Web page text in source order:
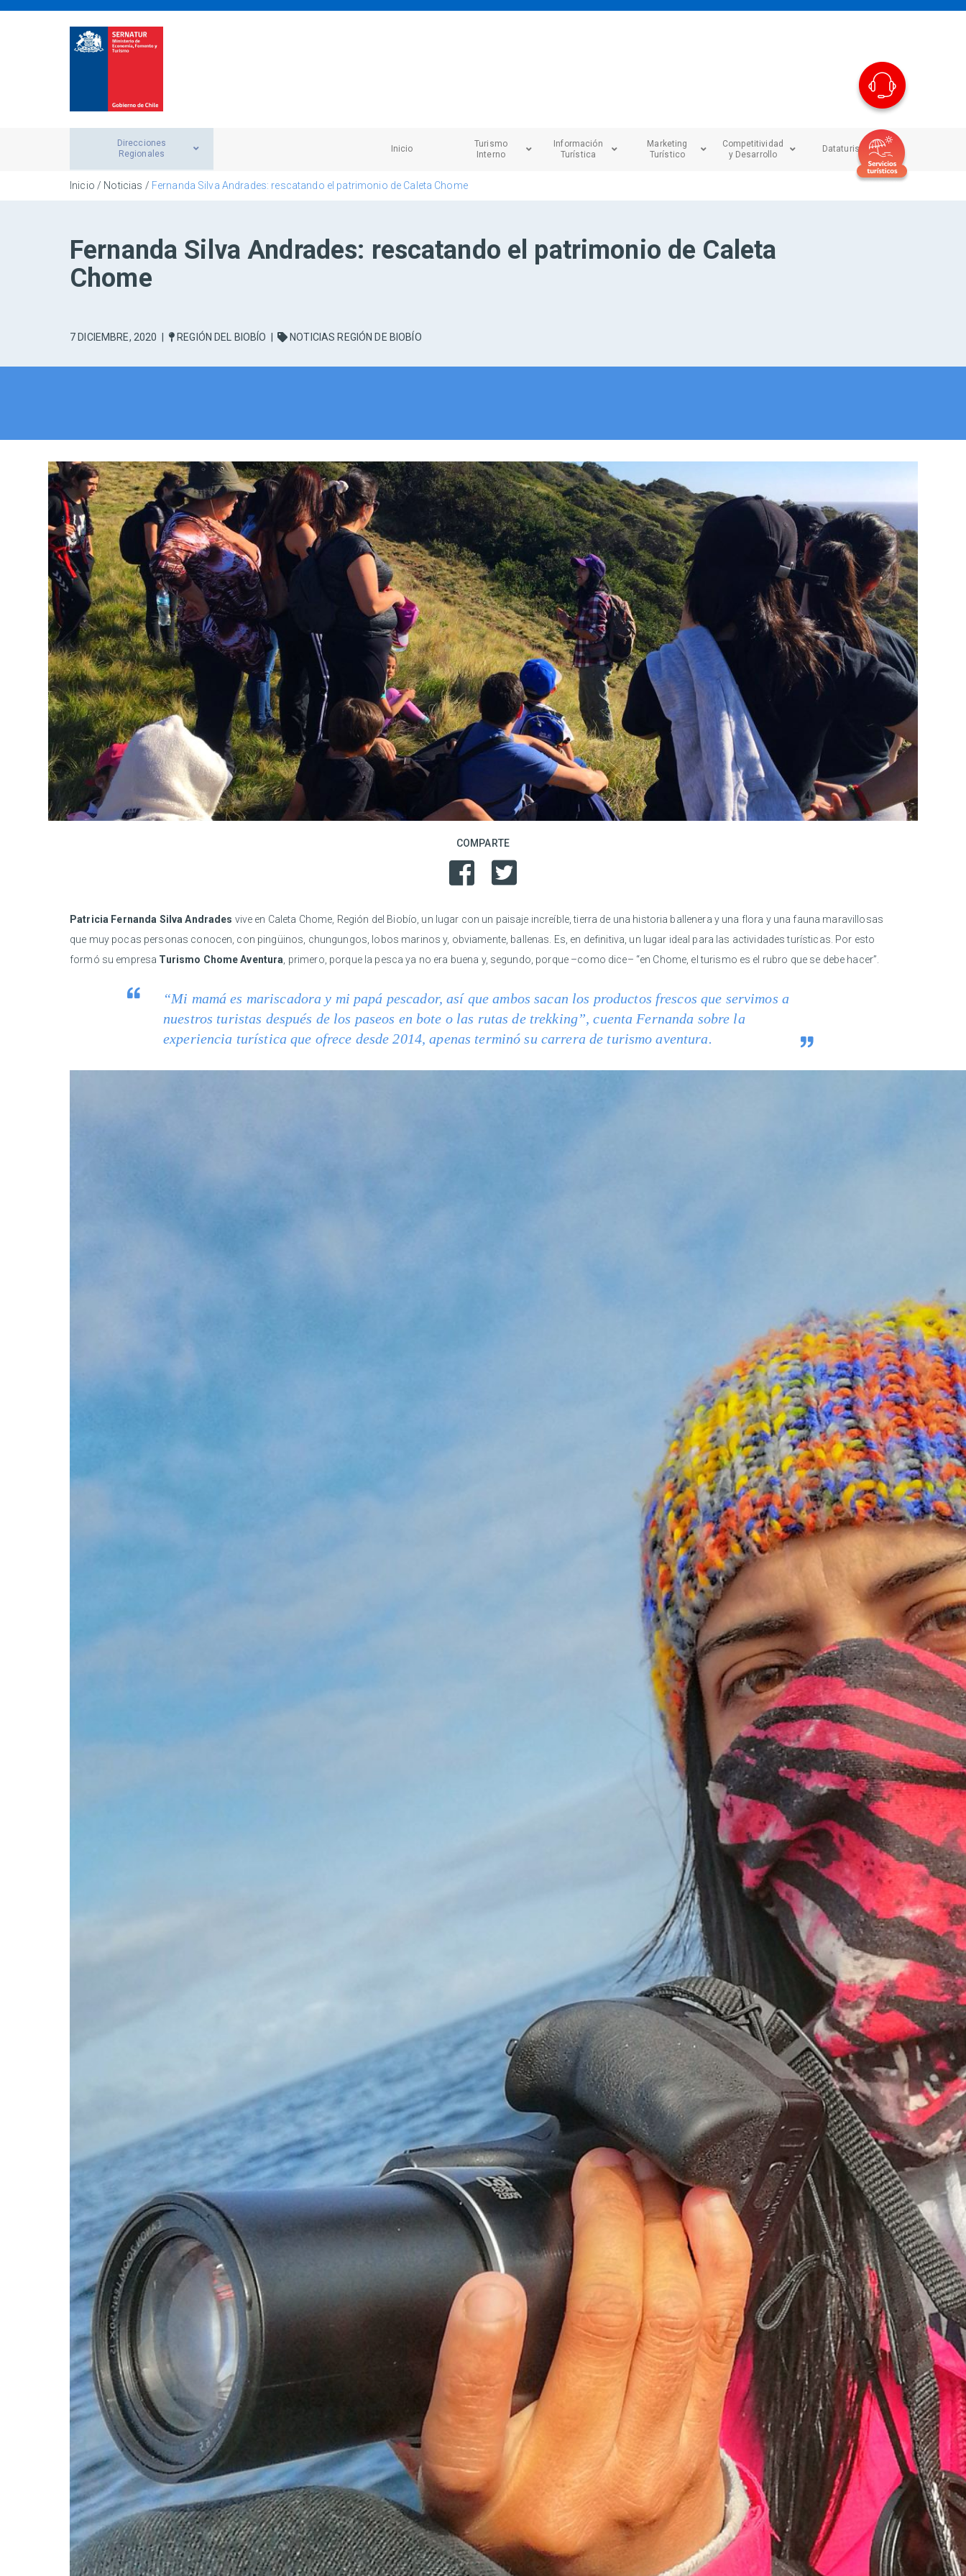
Direcciones
Regionales
Inicio
Turismo
Interno
Información
Turística
Marketing
Turístico
Competitividad
y Desarrollo
Dataturismo
Inicio / Noticias / Fernanda Silva Andrades: rescatando el patrimonio de Caleta Chome
Fernanda Silva Andrades: rescatando el patrimonio de Caleta
Chome
7 DICIEMBRE, 2020 REGIÓN DEL BIOBÍO NOTICIAS REGIÓN DE BIOBÍO
COMPARTE
Patricia Fernanda Silva Andrades vive en Caleta Chome, Región del Biobío, un lugar con un paisaje increíble, tierra de una historia ballenera y una flora y una fauna maravillosas
que muy pocas personas conocen, con pingüinos, chungungos, lobos marinos y, obviamente, ballenas. Es, en definitiva, un lugar ideal para las actividades turísticas. Por esto
formó su empresa Turismo Chome Aventura , primero, porque la pesca ya no era buena y, segundo, porque –como dice– “en Chome, el turismo es el rubro que se debe hacer”.
“Mi mamá es mariscadora y mi papá pescador, así que ambos sacan los productos frescos que servimos a
nuestros turistas después de los paseos en bote o las rutas de trekking”, cuenta Fernanda sobre la
experiencia turística que ofrece desde 2014, apenas terminó su carrera de turismo aventura.